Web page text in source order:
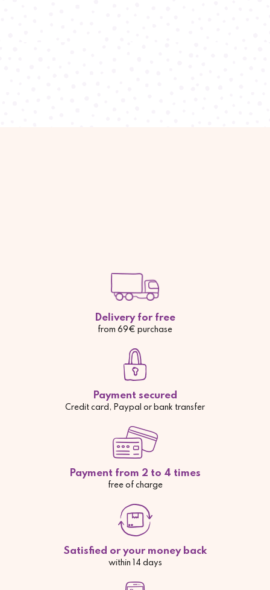
Delivery for free
from 69€ purchase
Payment secured
Credit card, Paypal or bank transfer
Payment from 2 to 4 times
free of charge
Satisfied or your money back
within 14 days